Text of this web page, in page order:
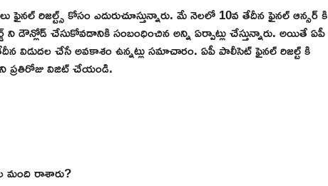
ఫైనల్ రిజల్ట్స్ కోసం ఎదురుచూస్తున్నారు. మే నెలలో 10వ తేదీన ఫైనల్ ఆన్సర్ కి
ని డౌన్లోడ్ చేసుకోవడానికి సంబంధించిన అన్ని ఏర్పాట్లు చేస్తున్నారు. అయితే ఏపీ
విడుదల చేసే అవకాశం ఉన్నట్లు సమాచారం. ఏపీ పాలీసెట్ ఫైనల్ రిజల్ట్ కి
విజిట్ చేయండి.
మంది రాశారు?